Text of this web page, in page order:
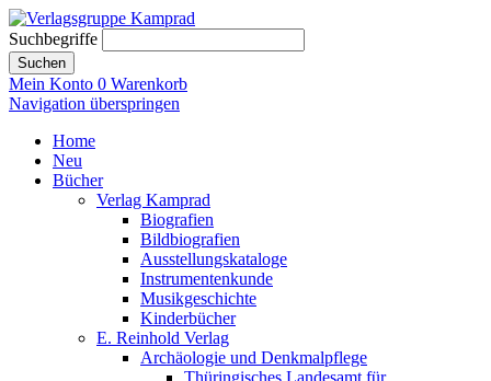
Suchbegriffe
Suchen
Mein Konto 0 Warenkorb
Navigation überspringen
Home
Neu
Bücher
Verlag Kamprad
Biografien
Bildbiografien
Ausstellungskataloge
Instrumentenkunde
Musikgeschichte
Kinderbücher
E. Reinhold Verlag
Archäologie und Denkmalpflege
Thüringisches Landesamt für